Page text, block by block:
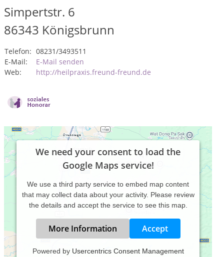
Simpertstr. 6
86343 Königsbrunn
Telefon: 08231/3493511
E-Mail:
E-Mail senden
Web:
http://heilpraxis.freund-freund.de
We need your consent to load the
Google Maps service!
We use a third party service to embed map content
that may collect data about your activity. Please review
the details and accept the service to see this map.
More Information Accept
Powered by Usercentrics Consent Management